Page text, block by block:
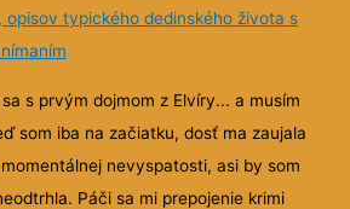
opisov typického dedinského života s
s prvým dojmom z Elvíry... a musím
som iba na začiatku, dosť ma zaujala
nevyspatosti, asi by som
Páči sa mi prepojenie krimi